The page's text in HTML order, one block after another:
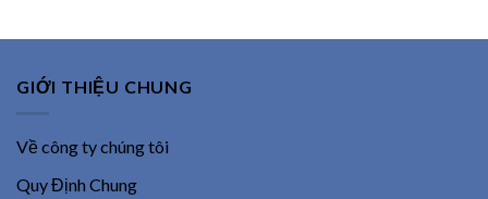
GIỚI THIỆU CHUNG
Về công ty chúng tôi
Quy Định Chung